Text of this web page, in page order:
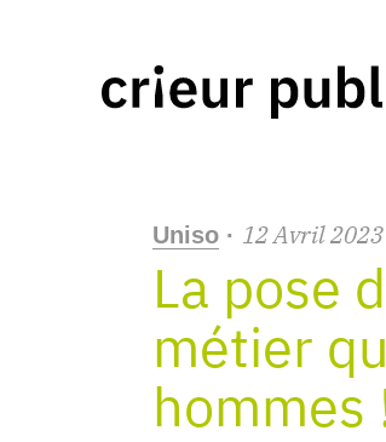
Uniso · 12Avril2023
La pose
métier
hommes